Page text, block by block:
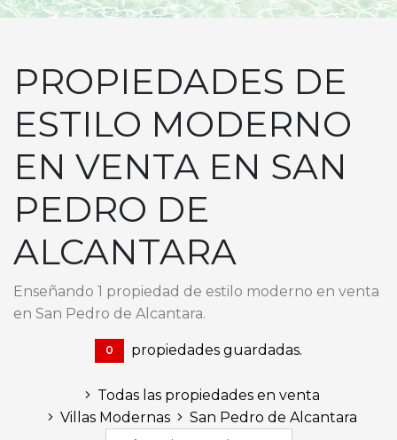
PROPIEDADES DE
ESTILO MODERNO
EN VENTA EN SAN
PEDRO DE
ALCANTARA
Enseñando 1 propiedad de estilo moderno en venta
en San Pedro de Alcantara.
0 propiedades guardadas.
Todas las propiedades en venta
Villas Modernas
San Pedro de Alcantara